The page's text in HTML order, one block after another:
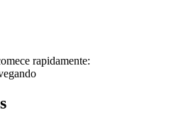
rapidamente: